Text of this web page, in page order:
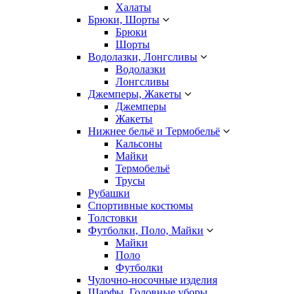
Халаты
Брюки, Шорты
Брюки
Шорты
Водолазки, Лонгсливы
Водолазки
Лонгсливы
Джемперы, Жакеты
Джемперы
Жакеты
Нижнее бельё и Термобельё
Кальсоны
Майки
Термобельё
Трусы
Рубашки
Спортивные костюмы
Толстовки
Футболки, Поло, Майки
Майки
Поло
Футболки
Чулочно-носочные изделия